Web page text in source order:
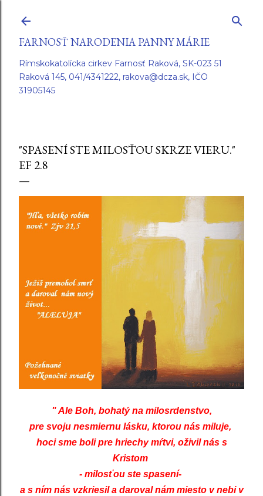
FARNOSŤ NARODENIA PANNY MÁRIE
Rímskokatolícka cirkev Farnosť Raková, SK-023 51
Raková 145, 041/4341222, rakova@dcza.sk, IČO
31905145
"SPASENÍ STE MILOSŤOU SKRZE VIERU."
EF 2.8
" Ale Boh, bohatý na milosrdenstvo,
pre svoju nesmiernu lásku, ktorou nás miluje,
hoci sme boli pre hriechy mŕtvi, oživil nás s
Kristom
- milosťou ste spasení-
a s ním nás vzkriesil a daroval nám miesto v nebi v